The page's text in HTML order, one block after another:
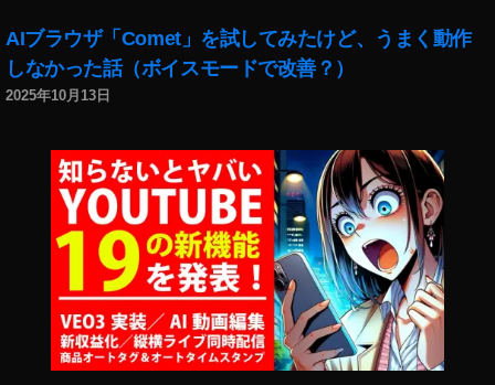
AIブラウザ「Comet」を試してみたけど、うまく動作
しなかった話（ボイスモードで改善？）
2025年10月13日